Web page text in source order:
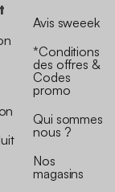
Avis sweeek
*Conditions
des offres &
Codes
promo
Qui sommes
nous ?
Nos
magasins